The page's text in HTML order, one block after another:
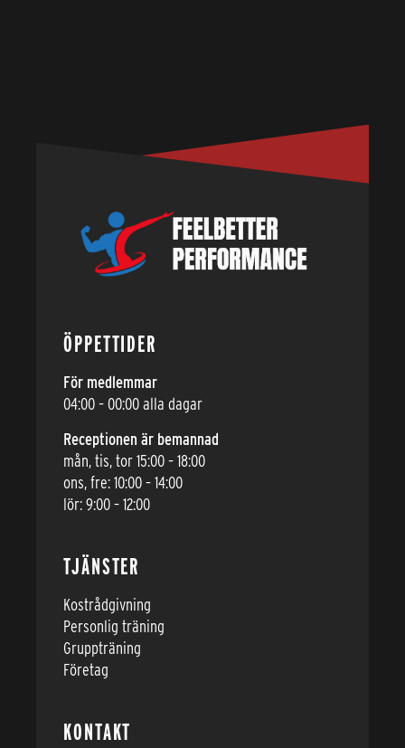
ÖPPETTIDER
För medlemmar
04:00 – 00:00 alla dagar
Receptionen är bemannad
mån, tis, tor 15:00 – 18:00
ons, fre: 10:00 – 14:00
lör: 9:00 – 12:00
TJÄNSTER
Kostrådgivning
Personlig träning
Gruppträning
Företag
KONTAKT